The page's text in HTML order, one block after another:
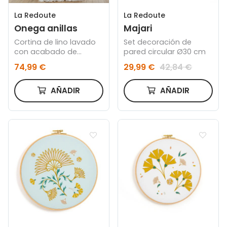
La Redoute
Onega anillas
Cortina de lino lavado
con acabado de
trabillas ocultas crudo
74,99 €
AÑADIR
La Redoute
Majari
Set decoración de
pared circular Ø30 cm
29,99 € 42,84 €
AÑADIR